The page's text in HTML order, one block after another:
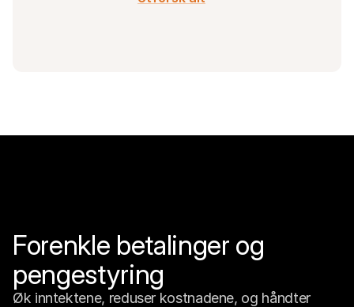
Forenkle betalinger og
pengestyring
Øk inntektene, reduser kostnadene, og håndter